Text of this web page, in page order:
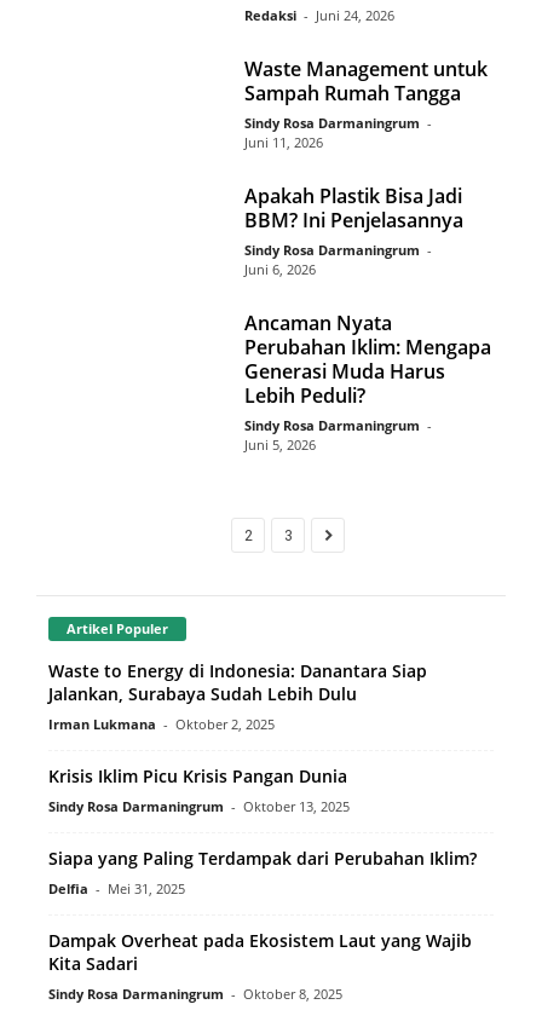
Redaksi - Juni 24, 2026
Waste Management untuk
Sampah Rumah Tangga
Sindy Rosa Darmaningrum -
Juni 11, 2026
Apakah Plastik Bisa Jadi
BBM? Ini Penjelasannya
Sindy Rosa Darmaningrum -
Juni 6, 2026
Ancaman Nyata
Perubahan Iklim: Mengapa
Generasi Muda Harus
Lebih Peduli?
Sindy Rosa Darmaningrum -
Juni 5, 2026
2 3
Artikel Populer
Waste to Energy di Indonesia: Danantara Siap
Jalankan, Surabaya Sudah Lebih Dulu
Irman Lukmana - Oktober 2, 2025
Krisis Iklim Picu Krisis Pangan Dunia
Sindy Rosa Darmaningrum - Oktober 13, 2025
Siapa yang Paling Terdampak dari Perubahan Iklim?
Delfia - Mei 31, 2025
Dampak Overheat pada Ekosistem Laut yang Wajib
Kita Sadari
Sindy Rosa Darmaningrum - Oktober 8, 2025